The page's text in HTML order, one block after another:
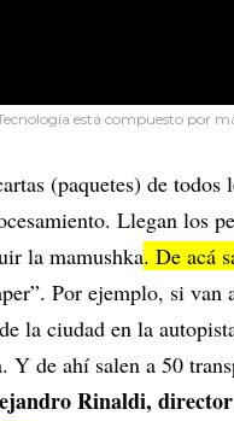
está compuesto por
(paquetes) de todos
Llegan los
la mamushka. De acá
Por ejemplo, si van
la ciudad en la
Y de ahí salen a 50
Rinaldi,